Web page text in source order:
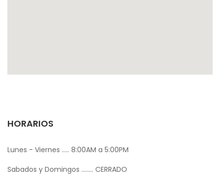
HORARIOS
Lunes - Viernes ..... 8:00AM a 5:00PM
Sabados y Domingos ........ CERRADO